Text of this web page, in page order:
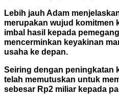
Lebih jauh Adam
merupakan wujud komitmen
imbal hasil kepada
mencerminkan keyakinan
usaha ke depan.
Seiring dengan peningkatan
telah memutuskan untuk
sebesar Rp2 miliar kepada